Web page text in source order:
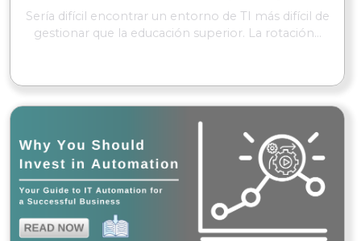
Sería difícil encontrar un entorno de TI más difícil de
gestionar que la educación superior. La rotación...